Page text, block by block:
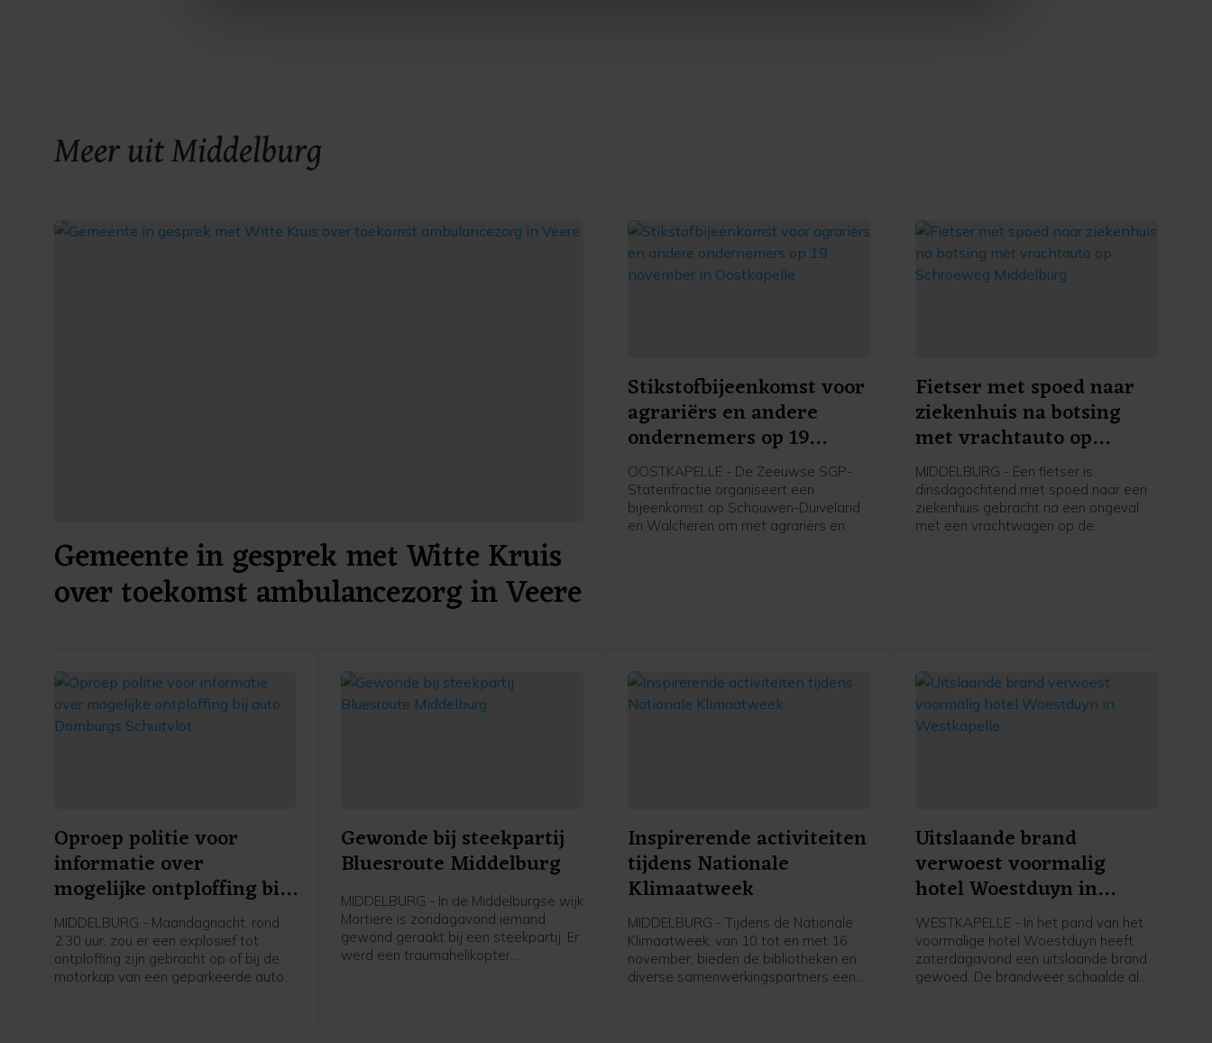
Meer uit Middelburg
Gemeente in gesprek met Witte Kruis
over toekomst ambulancezorg in Veere
Stikstofbijeenkomst voor
agrariërs en andere
ondernemers op 19
november in Oostkapelle
OOSTKAPELLE - De Zeeuwse SGP-
Statenfractie organiseert een
bijeenkomst op Schouwen-Duiveland
en Walcheren om met agrariërs en
Fietser met spoed naar
ziekenhuis na botsing
met vrachtauto op
Schroeweg Middelburg
MIDDELBURG - Een fietser is
dinsdagochtend met spoed naar een
ziekenhuis gebracht na een ongeval
met een vrachtwagen op de
Oproep politie voor
informatie over
mogelijke ontploffing bij
auto Domburgs
Schuitvlot
MIDDELBURG - Maandagnacht, rond
2.30 uur, zou er een explosief tot
ontploffing zijn gebracht op of bij de
motorkap van een geparkeerde auto
Gewonde bij steekpartij
Bluesroute Middelburg
MIDDELBURG - In de Middelburgse wijk
Mortiere is zondagavond iemand
gewond geraakt bij een steekpartij. Er
werd een traumahelikopter
Inspirerende activiteiten
tijdens Nationale
Klimaatweek
MIDDELBURG - Tijdens de Nationale
Klimaatweek, van 10 tot en met 16
november, bieden de bibliotheken en
diverse samenwerkingspartners een
Uitslaande brand
verwoest voormalig
hotel Woestduyn in
Westkapelle
WESTKAPELLE - In het pand van het
voormalige hotel Woestduyn heeft
zaterdagavond een uitslaande brand
gewoed. De brandweer schaalde al